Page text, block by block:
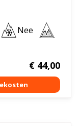
Nee
€44,00